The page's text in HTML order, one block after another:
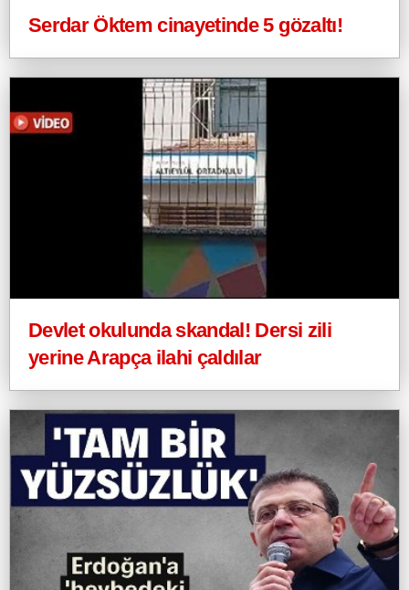
Serdar Öktem cinayetinde 5 gözaltı!
Devlet okulunda skandal! Dersi zili
yerine Arapça ilahi çaldılar